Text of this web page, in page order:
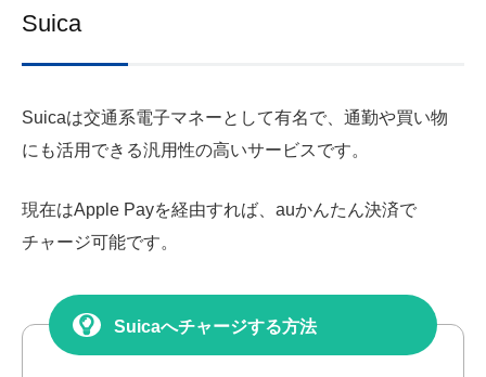
Suica
Suicaは交通系電子マネーとして有名で、通勤や買い物
にも活用できる汎用性の高いサービスです。
現在はApple Payを経由すれば、auかんたん決済で
チャージ可能です。
Suicaへチャージする方法